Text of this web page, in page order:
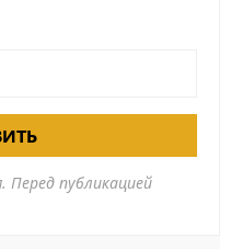
Перед публикацией